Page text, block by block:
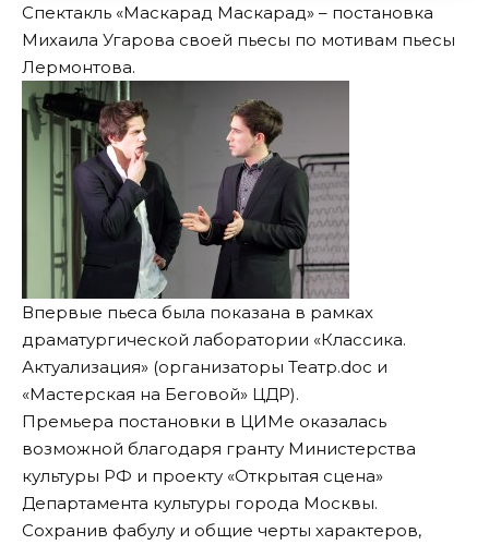
Спектакль «Маскарад Маскарад» – постановка
Михаила Угарова своей пьесы по мотивам пьесы
Лермонтова.
Впервые пьеса была показана в рамках
драматургической лаборатории «Классика.
Актуализация» (организаторы Театр.doc и
«Мастерская на Беговой» ЦДР).
Премьера постановки в ЦИМе оказалась
возможной благодаря гранту Министерства
культуры РФ и проекту «Открытая сцена»
Департамента культуры города Москвы.
Сохранив фабулу и общие черты характеров,